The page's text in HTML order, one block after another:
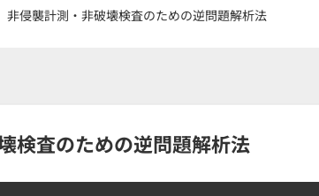
非侵襲計測・非破壊検査のための逆問題解析法
検査のための逆問題解析法